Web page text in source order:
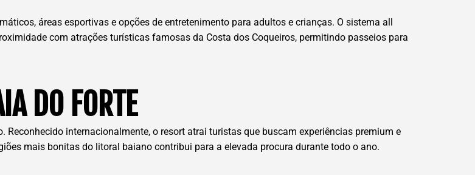
áreas esportivas e opções de entretenimento para adultos e crianças. O sistema all
com atrações turísticas famosas da Costa dos Coqueiros, permitindo passeios para
DO FORTE
internacionalmente, o resort atrai turistas que buscam experiências premium e
mais bonitas do litoral baiano contribui para a elevada procura durante todo o ano.